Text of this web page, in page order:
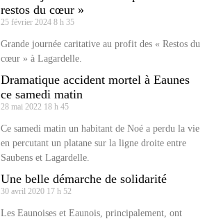
restos du cœur »
25 février 2024 8 h 35
Grande journée caritative au profit des « Restos du
cœur » à Lagardelle.
Dramatique accident mortel à Eaunes
ce samedi matin
28 mai 2022 18 h 45
Ce samedi matin un habitant de Noé a perdu la vie
en percutant un platane sur la ligne droite entre
Saubens et Lagardelle.
Une belle démarche de solidarité
30 avril 2020 17 h 52
Les Eaunoises et Eaunois, principalement, ont